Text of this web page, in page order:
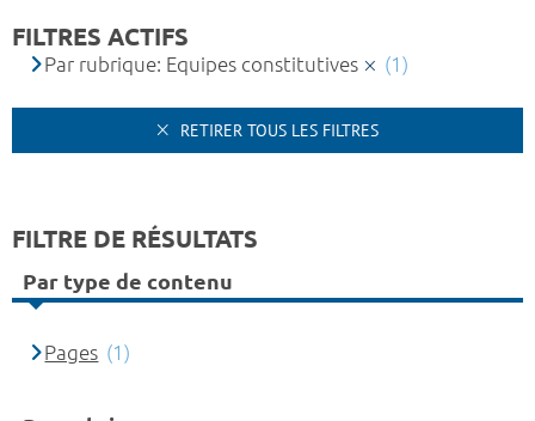
FILTRES ACTIFS
Par rubrique: Equipes constitutives (1)
RETIRER TOUS LES FILTRES
FILTRE DE RÉSULTATS
Par type de contenu
Pages (1)